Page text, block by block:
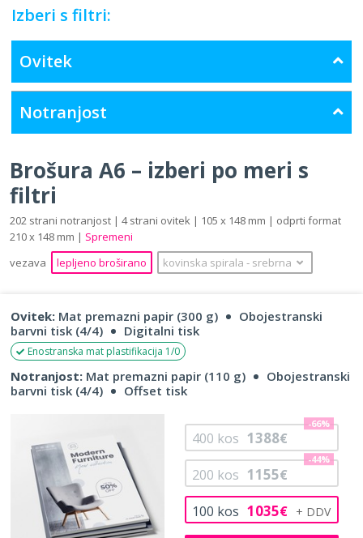
Izberi s filtri:
Ovitek
Notranjost
Brošura A6 – izberi po meri s
filtri
202 strani notranjost | 4 strani ovitek | 105 x 148 mm | odprti format
210 x 148 mm | Spremeni
vezava
lepljeno broširano kovinska spirala ‐ srebrna
Ovitek: Mat premazni papir (300 g)
Obojestranski
barvni tisk (4/4)
Digitalni tisk
Enostranska mat plastifikacija 1/0
Notranjost: Mat premazni papir (110 g)
Obojestranski
barvni tisk (4/4)
Offset tisk
100 kos 1035€
200 kos 1155€
-44%
400 kos 1388€
-66%